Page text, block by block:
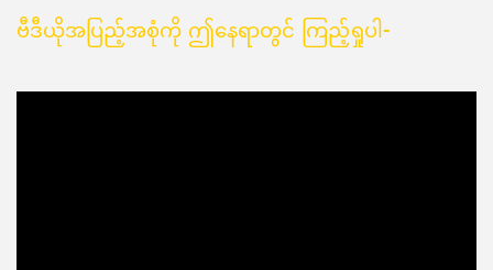
ဗီဒီယိုအပြည့်အစုံကို ဤနေရာတွင် ကြည့်ရှုပါ-